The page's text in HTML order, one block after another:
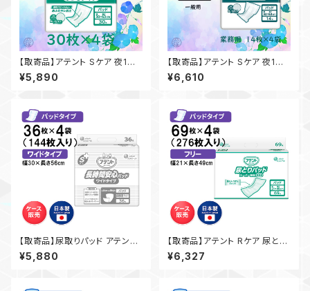
【取寄品】アテント Sケア 夜1枚
安心パッドふつうタイプ 30枚入
×4袋 大王製紙 介護 業務用
¥5,890
【取寄品】アテント Sケア 夜1枚
安心パッド 12回吸収 14枚入×4
袋 大王製紙 介護 業務用 【ケー
¥6,610
【取寄品】尿取りパッド アテント
Sケア長時間安心パッド ワイドタ
イプ インナーシート 36枚入×4
¥5,880
【取寄品】アテント Rケア 尿とり
パッド スーパー吸収業務用 6
9枚入×4袋 大王製紙 介護 【ケ
¥6,327